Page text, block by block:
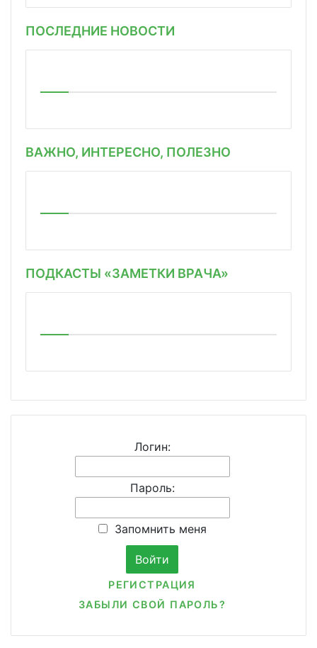
ПОСЛЕДНИЕ НОВОСТИ
ВАЖНО, ИНТЕРЕСНО, ПОЛЕЗНО
ПОДКАСТЫ «ЗАМЕТКИ ВРАЧА»
Логин:
Пароль:
Запомнить меня
РЕГИСТРАЦИЯ
ЗАБЫЛИ СВОЙ ПАРОЛЬ?